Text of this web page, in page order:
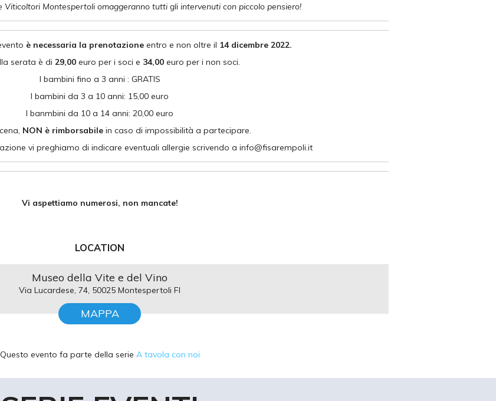
Viticoltori Montespertoli omaggeranno tutti gli intervenuti con piccolo pensiero!
è necessaria la prenotazioneentro e non oltre il 14 dicembre 2022.
serata è di 29,00 euro per i soci e 34,00 euro per i non soci.
I bambini fino a 3 anni : GRATIS
I bambini da 3 a 10 anni: 15,00 euro
I banmbini da 10 a 14 anni: 20,00 euro
NON è rimborsabile in caso di impossibilità a partecipare.
vi preghiamo di indicare eventuali allergie scrivendo a info@fisarempoli.it
Vi aspettiamo numerosi, non mancate!
LOCATION
Museo della Vite e del Vino
Via Lucardese, 74, 50025 Montespertoli FI
MAPPA
Questo evento fa parte della serie A tavola con noi